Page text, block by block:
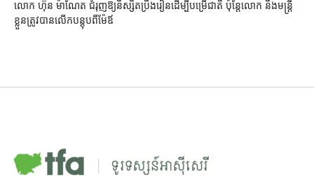
លោក ហ៊ុន ម៉ាណែត ជំរុញ​ឱ្យ​និស្សិត​ប្រឹងរៀន​ដើម្បី​បម្រើ​ជាតិ ប៉ុន្តែ​លោក និង​មន្ត្រី​​
ខ្លួន​ត្រូវ​បាន​លើក​បន្តុប​ពី​ម៉ែឪ